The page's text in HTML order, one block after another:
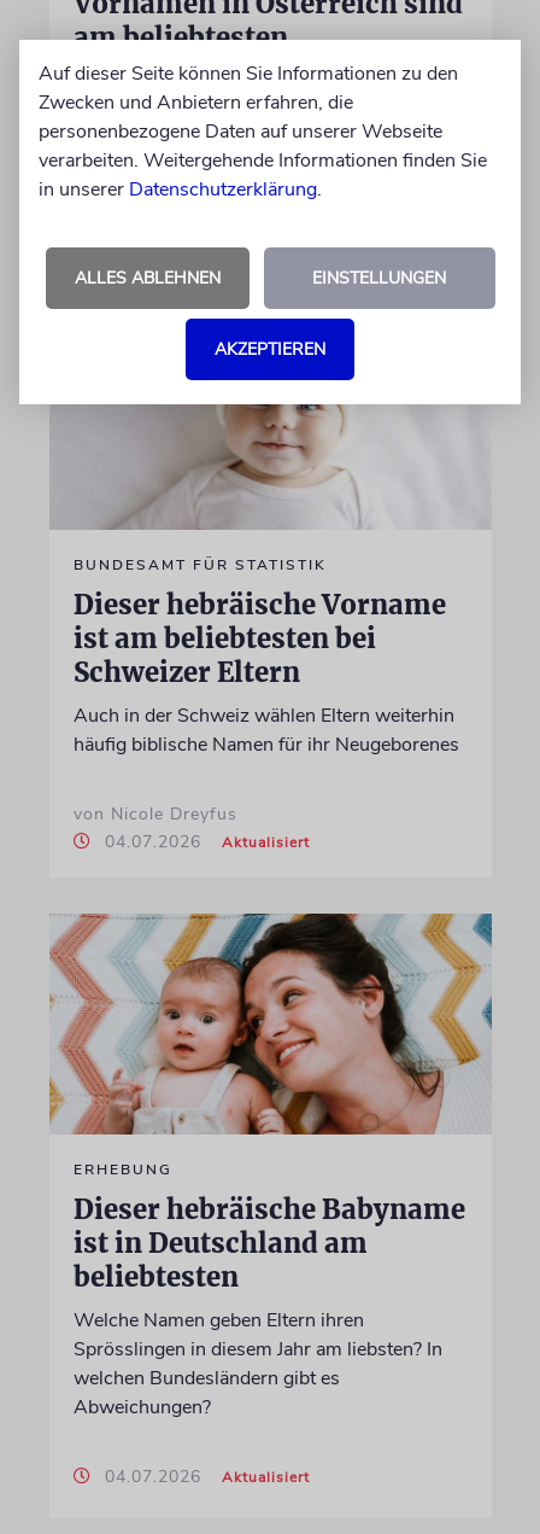
am beliebtesten
Österreichische Eltern wählen gern Klassiker.
Unter den Top Ten sind auch viele Namen
biblischen Ursprungs
BUNDESAMT FÜR STATISTIK
Dieser hebräische Vorname
ist am beliebtesten bei
Schweizer Eltern
Auch in der Schweiz wählen Eltern weiterhin
häufig biblische Namen für ihr Neugeborenes
von Nicole Dreyfus
04.07.2026
Aktualisiert
ERHEBUNG
Dieser hebräische Babyname
ist in Deutschland am
beliebtesten
Welche Namen geben Eltern ihren
Sprösslingen in diesem Jahr am liebsten? In
welchen Bundesländern gibt es
Abweichungen?
04.07.2026 Aktualisiert
Auf dieser Seite können Sie Informationen zu den
Zwecken und Anbietern erfahren, die
personenbezogene Daten auf unserer Webseite
verarbeiten. Weitergehende Informationen finden Sie
in unserer Datenschutzerklärung.
ALLES ABLEHNEN EINSTELLUNGEN
AKZEPTIEREN